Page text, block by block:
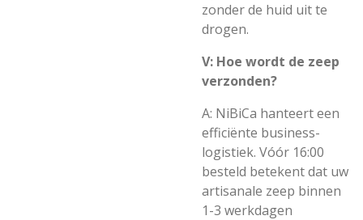
zonder de huid uit te
drogen.
V: Hoe wordt de zeep
verzonden?
A: NiBiCa hanteert een
efficiënte business-
logistiek. Vóór 16:00
besteld betekent dat uw
artisanale zeep binnen
1-3 werkdagen